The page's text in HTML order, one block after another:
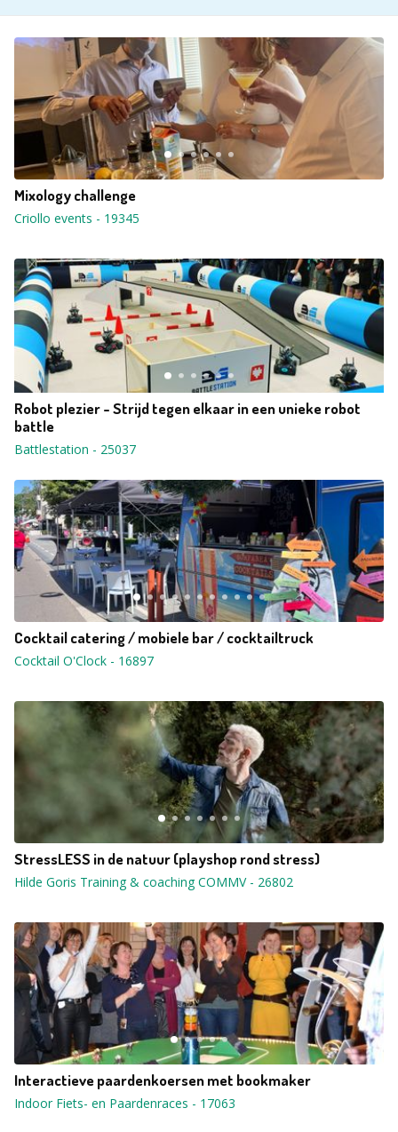
Mixology challenge
Criollo events - 19345
Robot plezier - Strijd tegen elkaar in een unieke robot
battle
Battlestation - 25037
Cocktail catering / mobiele bar / cocktailtruck
Cocktail O'Clock - 16897
StressLESS in de natuur (playshop rond stress)
Hilde Goris Training & coaching COMMV- 26802
Interactieve paardenkoersen met bookmaker
Indoor Fiets- en Paardenraces - 17063